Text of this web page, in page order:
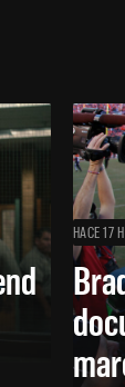
HACE 17